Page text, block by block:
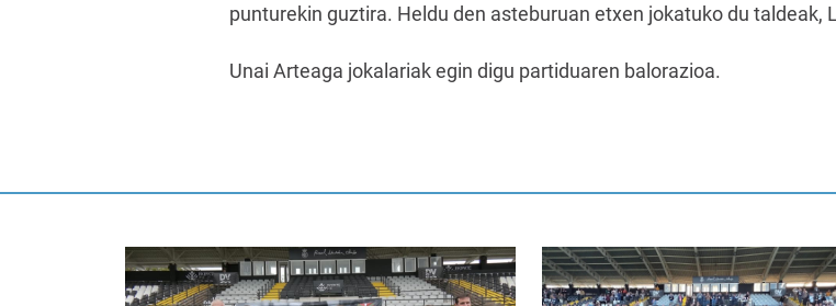
punturekin guztira. Heldu den asteburuan etxen jokatuko du taldeak,
Unai Arteaga jokalariak egin digu partiduaren balorazioa.